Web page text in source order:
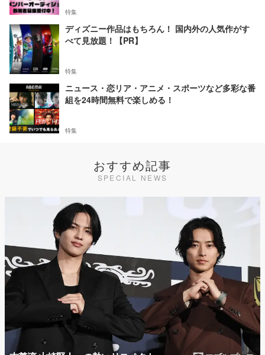
特集
ディズニー作品はもちろん！ 国内外の人気作がす
べて見放題！【PR】
特集
ニュース・恋リア・アニメ・スポーツなど多彩な番
組を24時間無料で楽しめる！
特集
おすすめ記事
SPECIAL NEWS